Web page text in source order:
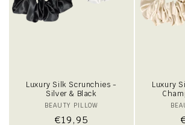
Luxury Silk Scrunchies -
Silver & Black
Vendor:
BEAUTY PILLOW
Regular
€19,95
Luxury